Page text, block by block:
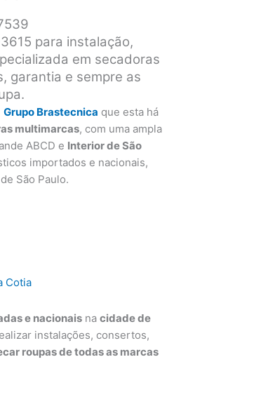
para instalação,
em secadoras
garantia e sempre as
Grupo Brastecnica que esta há
multimarcas, com uma ampla
ABCD e Interior de São
importados e nacionais,
São Paulo.
e nacionais nacidade de
instalações, consertos,
roupas de todas as marcas